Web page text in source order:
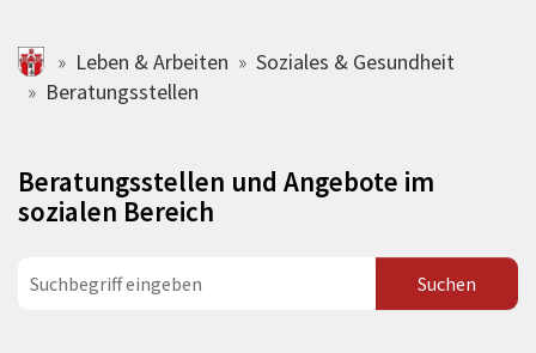
Zum Hauptinhalt springen
Rathaus & Politik
Tourismus
Freizeit & Kultur
schmallenberg.de
Leben & Arbeiten
Soziales & Gesundheit
Beratungsstellen
Beratungsstellen und Angebote im
sozialen Bereich